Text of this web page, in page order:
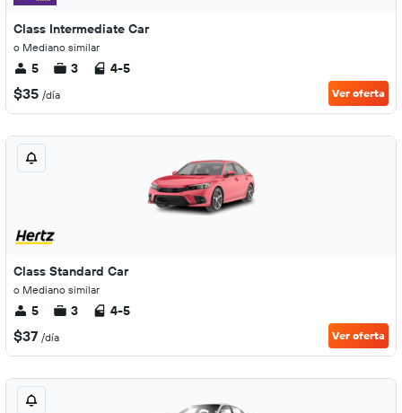
Class Intermediate Car
o Mediano similar
5 3 4-5
$35 /día Ver oferta
Class Standard Car
o Mediano similar
5 3 4-5
$37 /día Ver oferta